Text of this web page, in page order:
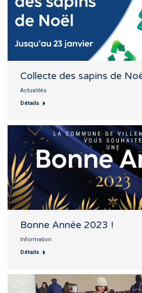
Collecte des sapins de
Actualités
Détails
Bonne Année 2023 !
Information
Détails